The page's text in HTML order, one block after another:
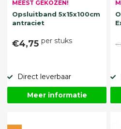
MEEST GEKOZEN!
Opsluitband 5x15x100cm
antraciet
€4,75 per stuks
Direct leverbaar
Meer informatie